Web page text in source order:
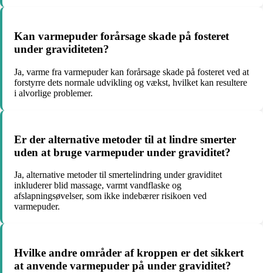
Kan varmepuder forårsage skade på fosteret
under graviditeten?
Ja, varme fra varmepuder kan forårsage skade på fosteret ved at
forstyrre dets normale udvikling og vækst, hvilket kan resultere
i alvorlige problemer.
Er der alternative metoder til at lindre smerter
uden at bruge varmepuder under graviditet?
Ja, alternative metoder til smertelindring under graviditet
inkluderer blid massage, varmt vandflaske og
afslapningsøvelser, som ikke indebærer risikoen ved
varmepuder.
Hvilke andre områder af kroppen er det sikkert
at anvende varmepuder på under graviditet?